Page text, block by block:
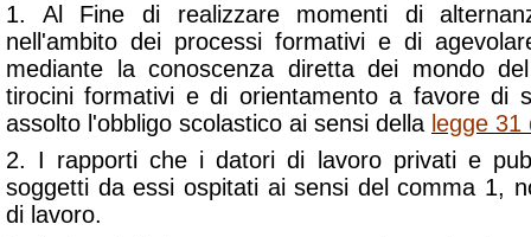
1. Al Fine di realizzare momenti di
nell'ambito dei processi formativi e di
mediante la conoscenza diretta dei mondo
tirocini formativi e di orientamento a favore di
assolto l'obbligo scolastico ai sensi della legge
2. I rapporti che i datori di lavoro privati e
soggetti da essi ospitati ai sensi del comma 1,
di lavoro.